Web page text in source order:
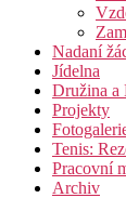
Nadaní
Jídelna
Družina a
Projekty
Tenis:
Pracovní
Archiv